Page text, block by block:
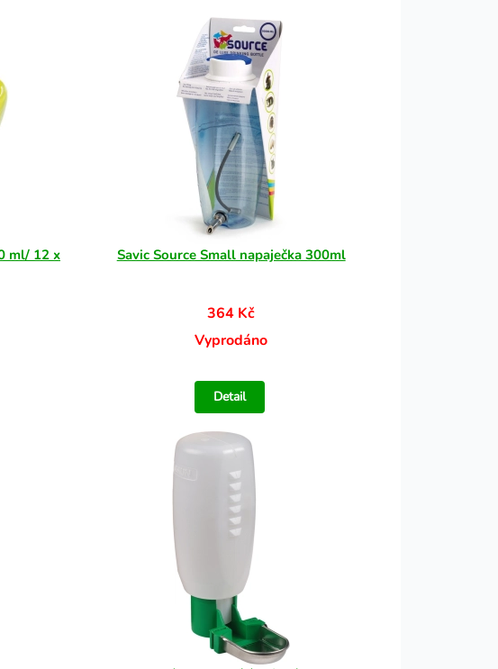
ml/ 12 x
Savic Source Small napaječka 300ml
364 Kč
Vyprodáno
Detail